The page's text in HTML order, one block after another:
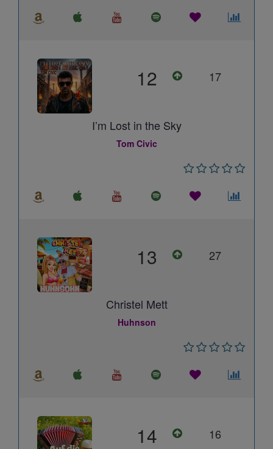
12 17
I’m Lost in the Sky
Tom Civic
13 27
Christel Mett
Huhnson
14 16